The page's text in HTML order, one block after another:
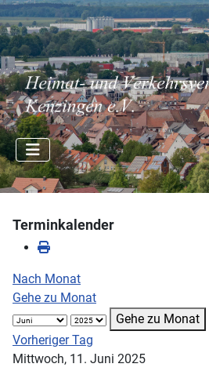
Terminkalender
Nach Monat
Gehe zu Monat
Gehe zu Monat
Vorheriger Tag
Mittwoch, 11. Juni 2025